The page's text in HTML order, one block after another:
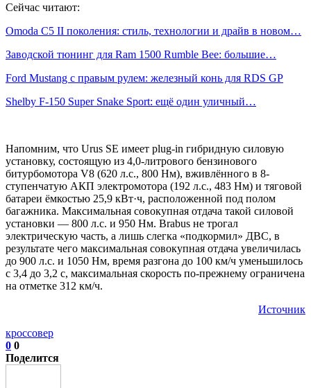
Сейчас читают:
Omoda C5 II поколения: стиль, технологии и драйв в новом…
Заводской тюнинг для Ram 1500 Rumble Bee: большие…
Ford Mustang с правым рулем: железный конь для RDS GP
Shelby F-150 Super Snake Sport: ещё один уличный…
Напомним, что Urus SE имеет plug-in гибридную силовую
установку, состоящую из 4,0-литрового бензинового
битурбомотора V8 (620 л.с., 800 Нм), вживлённого в 8-
ступенчатую АКП электромотора (192 л.с., 483 Нм) и тяговой
батареи ёмкостью 25,9 кВт·ч, расположенной под полом
багажника. Максимальная совокупная отдача такой силовой
установки — 800 л.с. и 950 Нм. Brabus не трогал
электрическую часть, а лишь слегка «подкормил» ДВС, в
результате чего максимальная совокупная отдача увеличилась
до 900 л.с. и 1050 Нм, время разгона до 100 км/ч уменьшилось
с 3,4 до 3,2 с, максимальная скорость по-прежнему ограничена
на отметке 312 км/ч.
Источник
кроссовер
0 0
Поделится